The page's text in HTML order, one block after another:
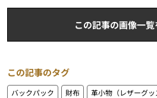
この記事の画像一覧
この記事のタグ
バックパック 財布 革小物（レザーグッ